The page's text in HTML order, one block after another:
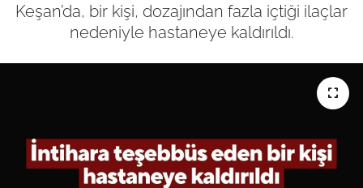
Keşan’da, bir kişi, dozajından fazla içtiği ilaçlar
nedeniyle hastaneye kaldırıldı.
GÜNDEM
EĞİTİM